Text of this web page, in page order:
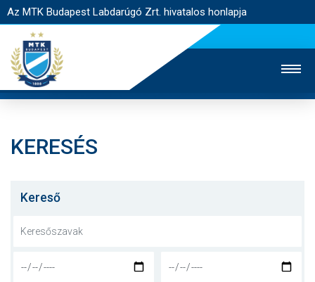
Az MTK Budapest Labdarúgó Zrt. hivatalos honlapja
JEGYÉRTÉKESÍTÉS
NYITÓLAP
KERESÉS
Kereső